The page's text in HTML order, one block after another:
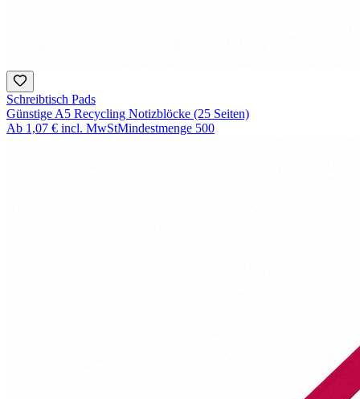
Schreibtisch Pads
Günstige A5 Recycling Notizblöcke (25 Seiten)
Ab 1,07 € incl. MwStMindestmenge 500